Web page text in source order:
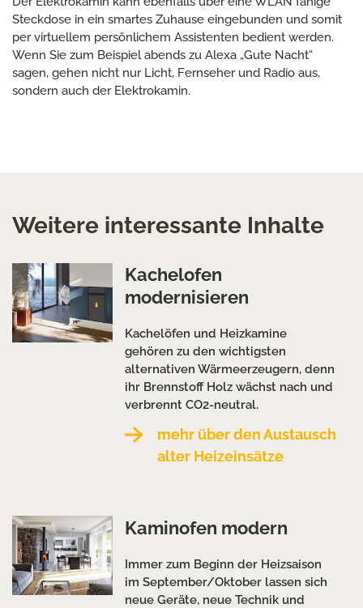
Steckdose in ein smartes Zuhause eingebunden und somit
per virtuellem persönlichem Assistenten bedient werden.
Wenn Sie zum Beispiel abends zu Alexa „Gute Nacht“
sagen, gehen nicht nur Licht, Fernseher und Radio aus,
sondern auch der Elektrokamin.
Weitere interessante Inhalte
Kachelofen
modernisieren
Kachelöfen und Heizkamine
gehören zu den wichtigsten
alternativen Wärmeerzeugern, denn
ihr Brennstoff Holz wächst nach und
verbrennt CO2-neutral.
mehr über den Austausch
alter Heizeinsätze
Kaminofen modern
Immer zum Beginn der Heizsaison
im September/Oktober lassen sich
neue Geräte, neue Technik und